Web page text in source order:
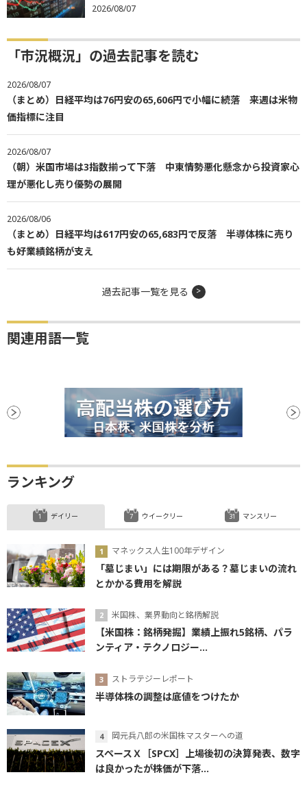
2026/08/07
「市況概況」の過去記事を読む
2026/08/07
（まとめ）日経平均は76円安の65,606円で小幅に続落 来週は米物
価指標に注目
2026/08/07
（朝）米国市場は3指数揃って下落 中東情勢悪化懸念から投資家心
理が悪化し売り優勢の展開
2026/08/06
（まとめ）日経平均は617円安の65,683円で反落 半導体株に売り
も好業績銘柄が支え
過去記事一覧を見る
関連用語一覧
ランキング
デイリー
マネックス人生100年デザイン
「墓じまい」には期限がある？墓じまいの流れ
とかかる費用を解説
米国株、業界動向と銘柄解説
【米国株：銘柄発掘】業績上振れ5銘柄、パラ
ンティア・テクノロジー...
ストラテジーレポート
半導体株の調整は底値をつけたか
岡元兵八郎の米国株マスターへの道
スペースＸ［SPCX］上場後初の決算発表、数字
は良かったが株価が下落...
ウイークリー マンスリー